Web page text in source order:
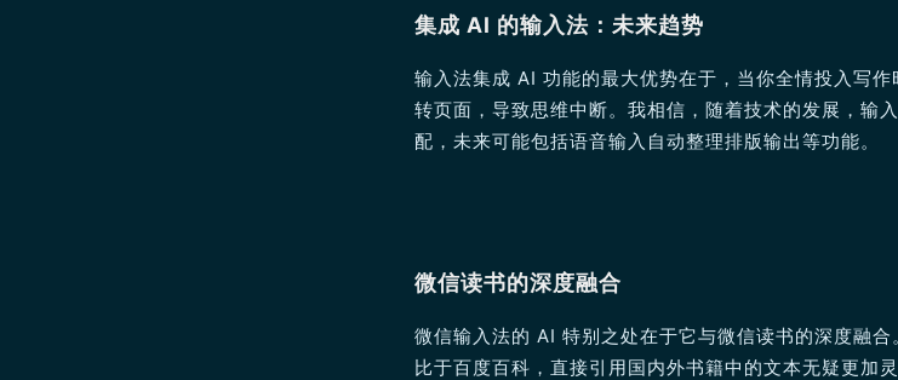
集成 AI 的输入法：未来趋势
输入法集成 AI 功能的最大优势在于，当你全情投入写
转页面，导致思维中断。我相信，随着技术的发展，输
配，未来可能包括语音输入自动整理排版输出等功能。
微信读书的深度融合
微信输入法的 AI 特别之处在于它与微信读书的深度融
比于百度百科，直接引用国内外书籍中的文本无疑更加灵